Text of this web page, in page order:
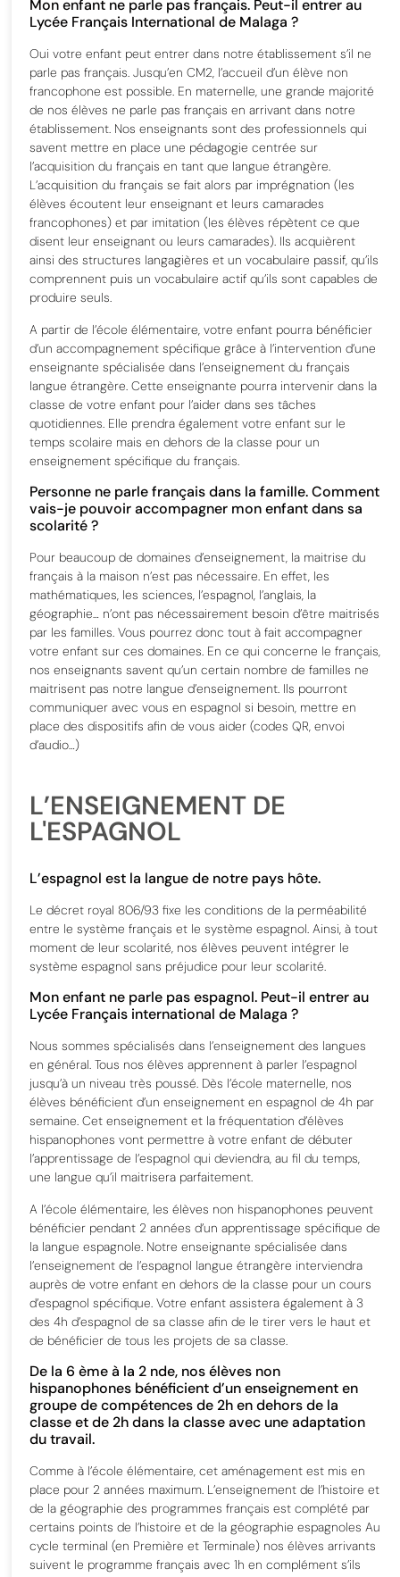
Mon enfant ne parle pas français. Peut-il entrer au
Lycée Français International de Malaga ?
Oui votre enfant peut entrer dans notre établissement s’il ne
parle pas français. Jusqu’en CM2, l’accueil d’un élève non
francophone est possible. En maternelle, une grande majorité
de nos élèves ne parle pas français en arrivant dans notre
établissement. Nos enseignants sont des professionnels qui
savent mettre en place une pédagogie centrée sur
l’acquisition du français en tant que langue étrangère.
L’acquisition du français se fait alors par imprégnation (les
élèves écoutent leur enseignant et leurs camarades
francophones) et par imitation (les élèves répètent ce que
disent leur enseignant ou leurs camarades). Ils acquièrent
ainsi des structures langagières et un vocabulaire passif, qu’ils
comprennent puis un vocabulaire actif qu’ils sont capables de
produire seuls.
A partir de l’école élémentaire, votre enfant pourra bénéficier
d’un accompagnement spécifique grâce à l’intervention d’une
enseignante spécialisée dans l’enseignement du français
langue étrangère. Cette enseignante pourra intervenir dans la
classe de votre enfant pour l’aider dans ses tâches
quotidiennes. Elle prendra également votre enfant sur le
temps scolaire mais en dehors de la classe pour un
enseignement spécifique du français.
Personne ne parle français dans la famille. Comment
vais-je pouvoir accompagner mon enfant dans sa
scolarité ?
Pour beaucoup de domaines d’enseignement, la maitrise du
français à la maison n’est pas nécessaire. En effet, les
mathématiques, les sciences, l’espagnol, l’anglais, la
géographie… n’ont pas nécessairement besoin d’être maitrisés
par les familles. Vous pourrez donc tout à fait accompagner
votre enfant sur ces domaines. En ce qui concerne le français,
nos enseignants savent qu’un certain nombre de familles ne
maitrisent pas notre langue d’enseignement. Ils pourront
communiquer avec vous en espagnol si besoin, mettre en
place des dispositifs afin de vous aider (codes QR, envoi
d’audio…)
L’ENSEIGNEMENT DE
L'ESPAGNOL
L’espagnol est la langue de notre pays hôte.
Le décret royal 806/93 fixe les conditions de la perméabilité
entre le système français et le système espagnol. Ainsi, à tout
moment de leur scolarité, nos élèves peuvent intégrer le
système espagnol sans préjudice pour leur scolarité.
Mon enfant ne parle pas espagnol. Peut-il entrer au
Lycée Français international de Malaga ?
Nous sommes spécialisés dans l’enseignement des langues
en général. Tous nos élèves apprennent à parler l’espagnol
jusqu’à un niveau très poussé. Dès l’école maternelle, nos
élèves bénéficient d’un enseignement en espagnol de 4h par
semaine. Cet enseignement et la fréquentation d’élèves
hispanophones vont permettre à votre enfant de débuter
l’apprentissage de l’espagnol qui deviendra, au fil du temps,
une langue qu’il maitrisera parfaitement.
A l’école élémentaire, les élèves non hispanophones peuvent
bénéficier pendant 2 années d’un apprentissage spécifique de
la langue espagnole. Notre enseignante spécialisée dans
l’enseignement de l’espagnol langue étrangère interviendra
auprès de votre enfant en dehors de la classe pour un cours
d’espagnol spécifique. Votre enfant assistera également à 3
des 4h d’espagnol de sa classe afin de le tirer vers le haut et
de bénéficier de tous les projets de sa classe.
De la 6 ème à la 2 nde, nos élèves non
hispanophones bénéficient d’un enseignement en
groupe de compétences de 2h en dehors de la
classe et de 2h dans la classe avec une adaptation
du travail.
Comme à l’école élémentaire, cet aménagement est mis en
place pour 2 années maximum. L’enseignement de l’histoire et
de la géographie des programmes français est complété par
certains points de l’histoire et de la géographie espagnoles Au
cycle terminal (en Première et Terminale) nos élèves arrivants
suivent le programme français avec 1h en complément s’ils